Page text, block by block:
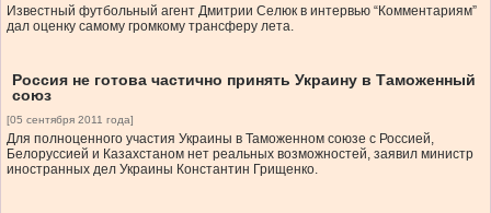
Известный футбольный агент Дмитрии Селюк в интервью “Комментариям”
дал оценку самому громкому трансферу лета.
Россия не готова частично принять Украину в Таможенный
союз
[05 сентября 2011 года]
Для полноценного участия Украины в Таможенном союзе с Россией,
Белоруссией и Казахстаном нет реальных возможностей, заявил министр
иностранных дел Украины Константин Грищенко.